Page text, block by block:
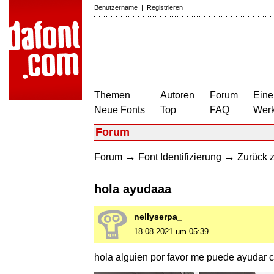
Benutzername | Registrieren
Themen
Neue Fonts
Autoren
Top
Forum
FAQ
Forum
Forum → Font Identifizierung → Zurück
hola ayudaaa
nellyserpa_
18.08.2021 um 05:39
hola alguien por favor me puede ayudar